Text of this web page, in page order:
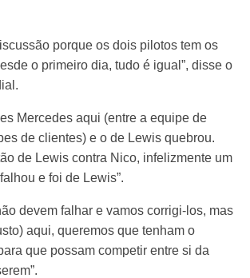
porque os dois pilotos tem os
o primeiro dia, tudo é igual”, disse o
Mercedes aqui (entre a equipe de
de clientes) e o de Lewis quebrou.
de Lewis contra Nico, infelizmente um
e foi de Lewis”.
devem falhar e vamos corrigi-los, mas
aqui, queremos que tenham o
que possam competir entre si da